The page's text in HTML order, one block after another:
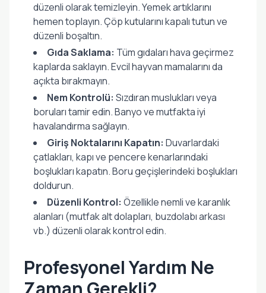
düzenli olarak temizleyin. Yemek artıklarını
hemen toplayın. Çöp kutularını kapalı tutun ve
düzenli boşaltın.
Gıda Saklama: Tüm gıdaları hava geçirmez
kaplarda saklayın. Evcil hayvan mamalarını da
açıkta bırakmayın.
Nem Kontrolü: Sızdıran muslukları veya
boruları tamir edin. Banyo ve mutfakta iyi
havalandırma sağlayın.
Giriş Noktalarını Kapatın: Duvarlardaki
çatlakları, kapı ve pencere kenarlarındaki
boşlukları kapatın. Boru geçişlerindeki boşlukları
doldurun.
Düzenli Kontrol: Özellikle nemli ve karanlık
alanları (mutfak alt dolapları, buzdolabı arkası
vb.) düzenli olarak kontrol edin.
Profesyonel Yardım Ne